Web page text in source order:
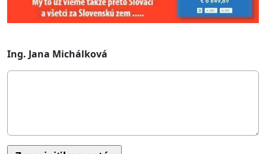
Ing. Jana Michálková